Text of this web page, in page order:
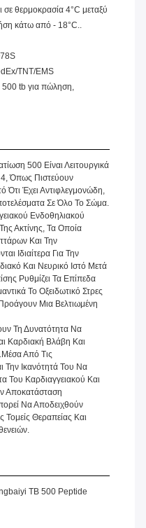
σε θερμοκρασία 4°C μεταξύ
κάτω από - 18°C..
TNT/EMS
500 tb για πώληση,
500 Είναι Λειτουργικά
Όπως Πιστεύουν
Ότι Έχει Αντιφλεγμονώδη,
Σε Όλο Το Σώμα.
Ενδοθηλιακού
Ακτίνης, Τα Οποία
Και Την
Ιδιαίτερα Για Την
Και Νευρικό Ιστό Μετά
Ρυθμίζει Τα Επίπεδα
Το Οξειδωτικό Στρες
Μια Βελτιωμένη
Τη Δυνατότητα Να
Καρδιακή Βλάβη Και
Από Τις
Την Ικανότητά Του Να
Του Καρδιαγγειακού Και
Αποκατάσταση
Να Αποδειχθούν
Τομείς Θεραπείας Και
TB 500 Peptide